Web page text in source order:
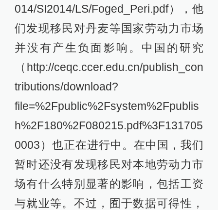
014/SI2014/LS/Foged_Peri.pdf），他
们发现移民对丹麦等国家劳动力市场
并没有产生负面影响。中国的研究
（http://ceqc.ccer.edu.cn/publish_con
tributions/download?
file=%2Fpublic%2Fsystem%2Fpublis
h%2F180%2F080215.pdf%3F131705
0003）也正在进行中。在中国，我们
暂时还没有发现移民对本地劳动力市
场有什么特别显著的影响，包括工资
与就业等。不过，囿于数据可得性，